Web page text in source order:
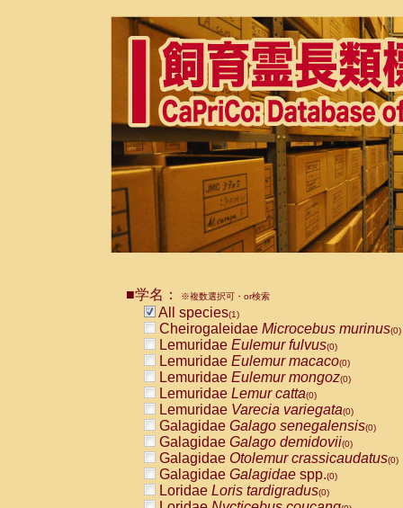
■学名： ※複数選択可・or検索
All species(1)
Cheirogaleidae Microcebus murinus(0)
Lemuridae Eulemur fulvus(0)
Lemuridae Eulemur macaco(0)
Lemuridae Eulemur mongoz(0)
Lemuridae Lemur catta(0)
Lemuridae Varecia variegata(0)
Galagidae Galago senegalensis(0)
Galagidae Galago demidovii(0)
Galagidae Otolemur crassicaudatus(0)
Galagidae Galagidae spp.(0)
Loridae Loris tardigradus(0)